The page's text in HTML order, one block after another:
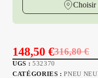
Choisir
316,80€
Le
prix
148,50 €
Le
prix
UGS : 532370
CATÉGORIES :PNEU